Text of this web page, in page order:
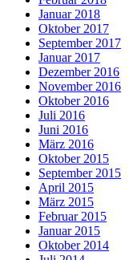
Januar 2018
Oktober 2017
September 2017
Januar 2017
Dezember 2016
November 2016
Oktober 2016
Juli 2016
Juni 2016
März 2016
Oktober 2015
September 2015
April 2015
März 2015
Februar 2015
Januar 2015
Oktober 2014